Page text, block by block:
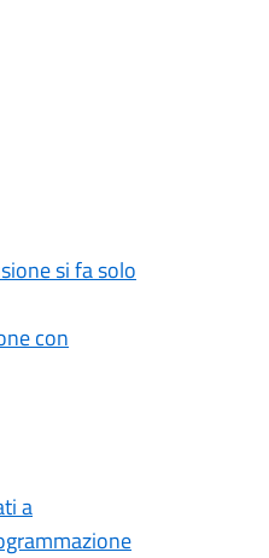
si fa solo
con
a